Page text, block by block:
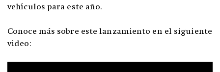
vehículos para este año.
Conoce más sobre este lanzamiento en el siguiente
video: